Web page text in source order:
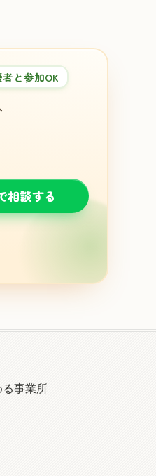
と参加OK
相談する
事業所